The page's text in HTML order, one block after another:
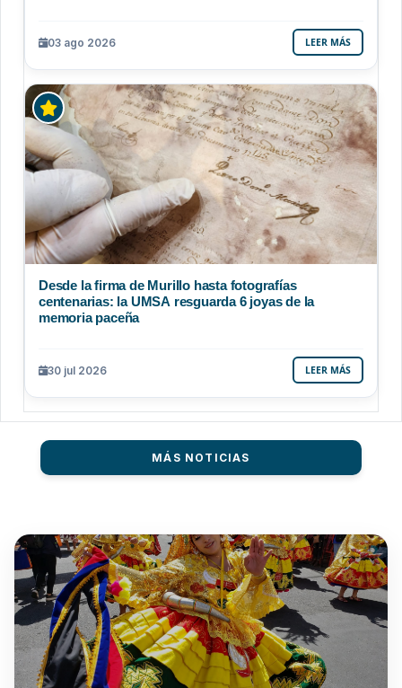
03 ago 2026 LEER MÁS
Desde la firma de Murillo hasta fotografías
centenarias: la UMSA resguarda 6 joyas de la
memoria paceña
30 jul 2026 LEER MÁS
MÁS NOTICIAS